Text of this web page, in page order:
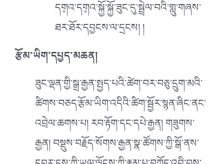
དག༷འ་དག༷འ་སྐྱོ་སྐྱོ་ཟུང་དུ་སྦྲེལ་བའི་གླུ་གཞས་
ཐར་ཐོར་དབྱངས་ལ་དྲངས། །
རྩོམ་ཡིག་དཔྱད་མཆན།
ཟུང་ལྡན་གྱི་སྒྲ་རྒྱན་སྤྱད་པའི་ཚེག་བར་བཅུ་དྲུག་མའི་
ཚིགས་བཅད་རྩོམ་ཡིག་འདིའི་ཚིག་སྦྱོར་སྙན་ཞིང་ནང་
འབྲེལ་ཆགས་པ། རབ་རྟོག་དང་དཔེ་རྒྱན། གཟུགས་
རྒྱན། བསྡུས་བརྗོད་སོགས་རྒྱན་སྣ་ཚོགས་ཀྱི་སྒོ་ནས་